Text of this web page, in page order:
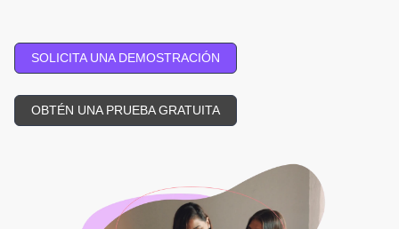
SOLICITA UNA DEMOSTRACIÓN
OBTÉN UNA PRUEBA GRATUITA